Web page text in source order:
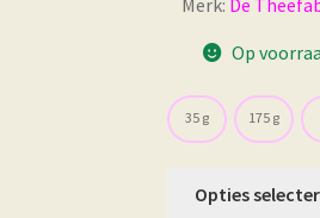
Merk: De
Op
35 g 175 g
Opties